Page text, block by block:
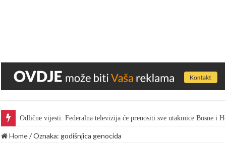
Odlične vijesti: Federalna televizija će prenositi sve utakmice Bosne i
Home/Oznaka: godišnjica genocida